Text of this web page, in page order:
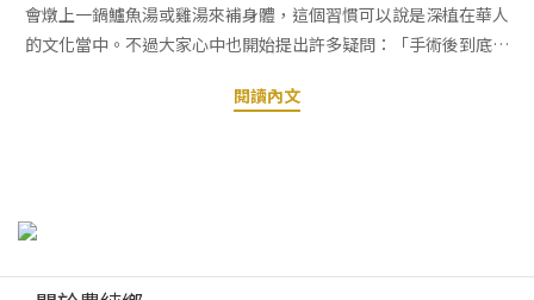
會燉上一鍋鱸魚湯或雞湯來補身體，這個習慣可以說是深植在華人
的文化當中。不過大家心中也開始提出許多疑問：「手術後到底多
才比較安全？」、「魚湯是不是不能加薑？會不會影響傷口？」別
可以喝鱸魚湯？手術後的飲食進展，主要取決於你的手術類型、麻
已經開始排氣、蠕動，代表消化系統在重新啟動。術後飲食從清流
閱讀內文